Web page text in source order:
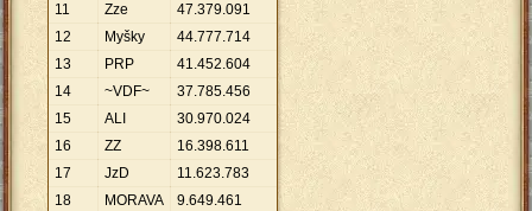
11
Zze 47.379.091
12
Myšky 44.777.714
13
PRP 41.452.604
14
~VDF~ 37.785.456
15
ALI 30.970.024
16
ZZ 16.398.611
17
JzD 11.623.783
18
MORAVA 9.649.461